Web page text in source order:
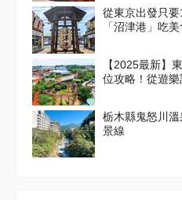
從東京出發只
「沼津港」吃美
【2025最新】
位攻略！從遊樂
栃木縣鬼怒川
景線